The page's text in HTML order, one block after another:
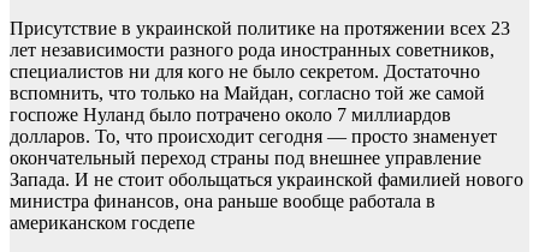
Присутствие в украинской политике на протяжении всех 23
лет независимости разного рода иностранных советников,
специалистов ни для кого не было секретом. Достаточно
вспомнить, что только на Майдан, согласно той же самой
госпоже Нуланд было потрачено около 7 миллиардов
долларов. То, что происходит сегодня — просто знаменует
окончательный переход страны под внешнее управление
Запада. И не стоит обольщаться украинской фамилией нового
министра финансов, она раньше вообще работала в
американском госдепе